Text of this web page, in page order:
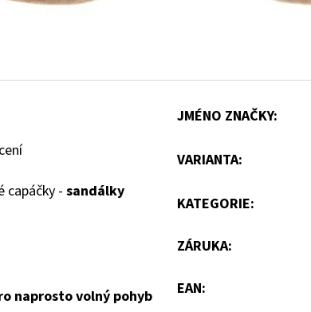
capáčky - sandálky
naprosto volný pohyb
JMÉNO ZNAČKY:
VARIANTA:
KATEGORIE:
ZÁRUKA:
EAN: